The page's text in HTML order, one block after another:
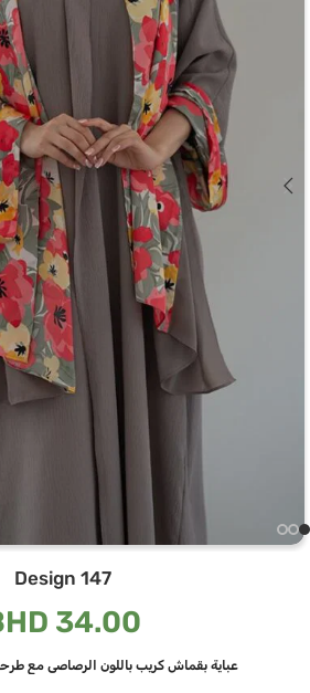
Design 147
34.00
عباية بقماش كريب باللون الرصاصي مع